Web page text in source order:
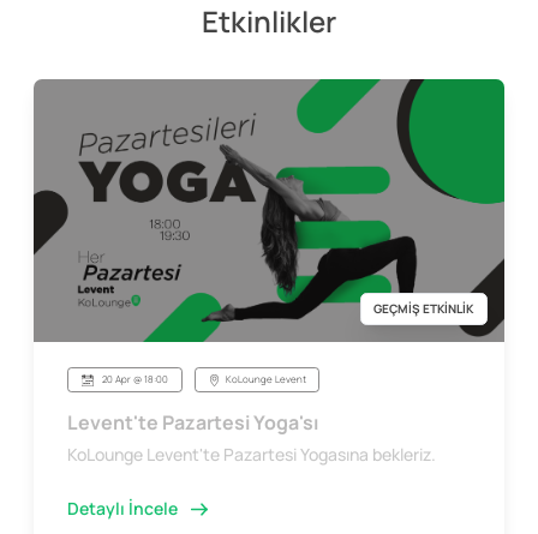
Etkinlikler
GEÇMİŞ ETKİNLİK
20 Apr @ 18:00 KoLounge Levent
Levent'te Pazartesi Yoga'sı
KoLounge Levent'te Pazartesi Yogasına bekleriz.
Detaylı İncele